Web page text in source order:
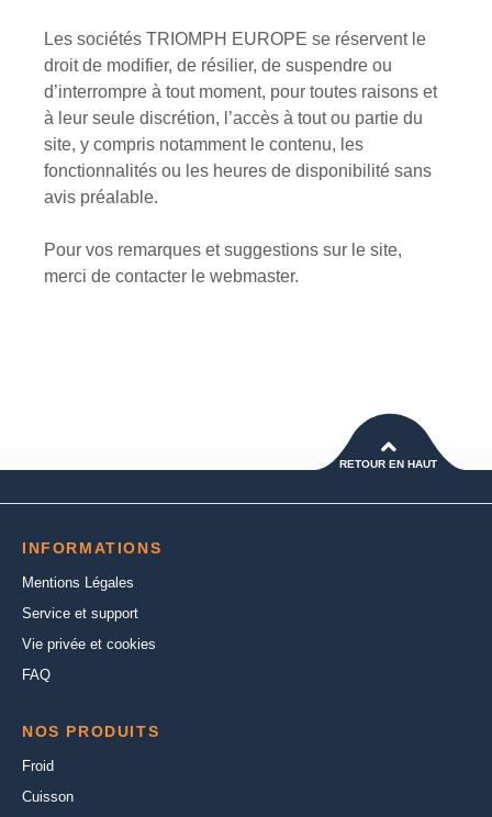
Les sociétés TRIOMPH EUROPE se réservent le
droit de modifier, de résilier, de suspendre ou
d’interrompre à tout moment, pour toutes raisons et
à leur seule discrétion, l’accès à tout ou partie du
site, y compris notamment le contenu, les
fonctionnalités ou les heures de disponibilité sans
avis préalable.
Pour vos remarques et suggestions sur le site,
merci de contacter le webmaster.
RETOUR EN HAUT
INFORMATIONS
Mentions Légales
Service et support
Vie privée et cookies
FAQ
NOS PRODUITS
Froid
Cuisson